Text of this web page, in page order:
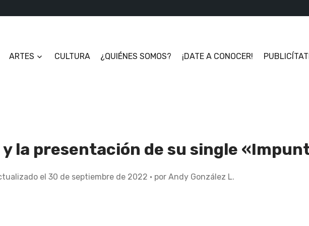
ARTES
CULTURA ¿QUIÉNES SOMOS? ¡DATE A CONOCER!
y la presentación de su single
el 30 de septiembre de 2022 3 por Andy González L.